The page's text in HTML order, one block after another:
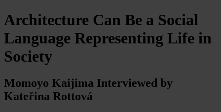
Architecture Can Be a Social
Language Representing Life in
Society
Momoyo Kaijima Interviewed by
Kateřina Rottová